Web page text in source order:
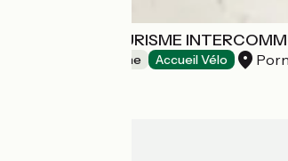
OFFICE DE TOURISME
Offices de Tourisme Accueil Vélo